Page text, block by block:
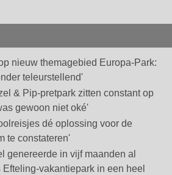
nieuw themagebied Europa-Park:
teleurstellend'
& Pip-pretpark zitten constant op
gewoon niet oké'
dé oplossing voor de
te constateren'
genereerde in vijf maanden al
vakantiepark in een heel